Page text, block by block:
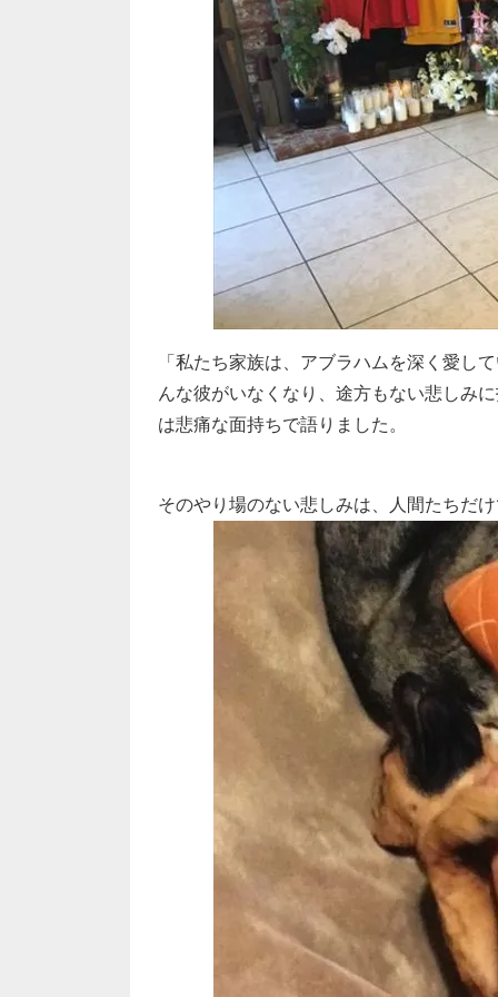
「私たち家族は、アブラハムを深く愛し
んな彼がいなくなり、途方もない悲しみ
は悲痛な面持ちで語りました。
そのやり場のない悲しみは、人間たちだ